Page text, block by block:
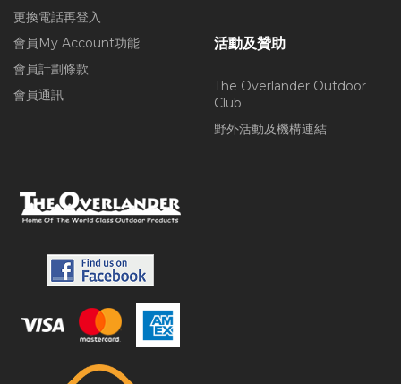
更換電話再登入
會員My Account功能
會員計劃條款
會員通訊
活動及贊助
The Overlander Outdoor
Club
野外活動及機構連結